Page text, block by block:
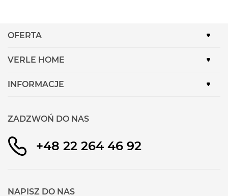
OFERTA
VERLE HOME
INFORMACJE
ZADZWOŃ DO NAS
+48 22 264 46 92
NAPISZ DO NAS